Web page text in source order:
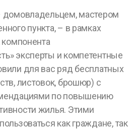
мастером
пункта, – в рамках
компонента
эксперты и компетентные
для вас ряд бесплатных
листовок, брошюр) с
по повышению
жилья. Этими
как граждане, так